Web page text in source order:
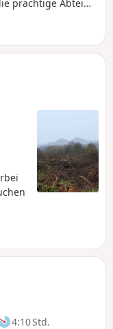
prächtige Abtei
Éloi sowie die
4:10 Std.